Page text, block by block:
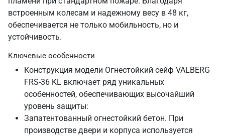
встроенным колесам и надежному весу в 48 кг,
обеспечивается не только мобильность, но и
устойчивость.
Ключевые особенности
Конструкция модели Огнестойкий сейф VALBERG
FRS-36 KL включает ряд уникальных
особенностей, обеспечивающих высочайший
уровень защиты:
Запатентованный огнестойкий бетон. При
производстве двери и корпуса используется